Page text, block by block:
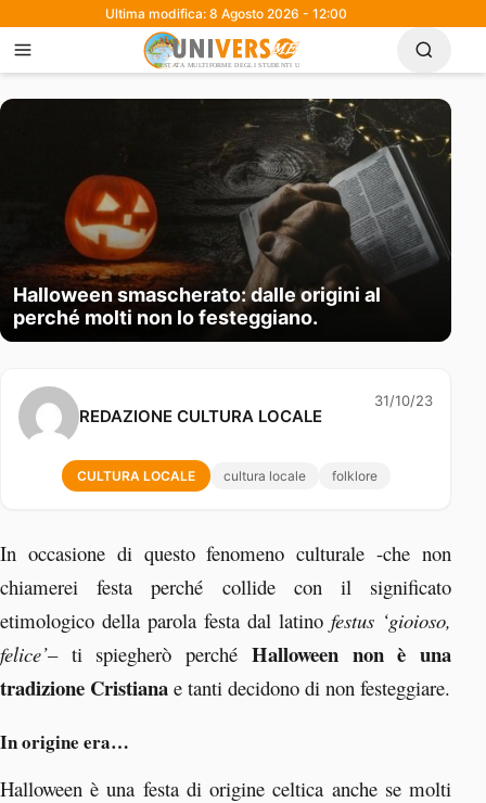
Ultima modifica: 8 Agosto 2026 - 12:00
Halloween smascherato: dalle origini al
perché molti non lo festeggiano.
REDAZIONE CULTURA LOCALE
31/10/23
CULTURA LOCALE cultura locale folklore
In occasione di questo fenomeno culturale -che non
chiamerei festa perché collide con il significato
etimologico della parola festa dal latino festus ‘gioioso,
felice’– ti spiegherò perché Halloween non è una
tradizione Cristiana e tanti decidono di non festeggiare.
In origine era…
Halloween è una festa di origine celtica anche se molti